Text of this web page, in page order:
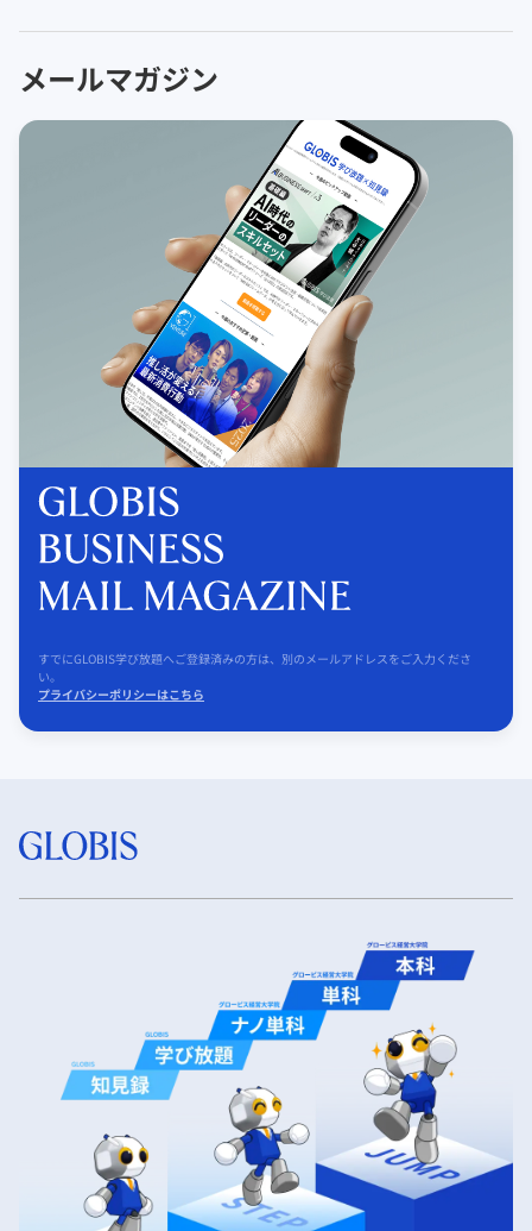
メールマガジン
すでにGLOBIS学び放題へご登録済みの方は、別のメールアドレスをご入力くださ
い。
プライバシーポリシーはこちら